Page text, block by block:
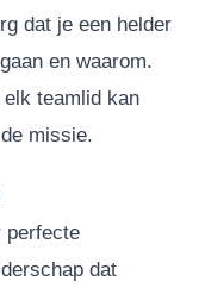
dat je een helder
en waarom.
teamlid kan
missie.
perfecte
dat